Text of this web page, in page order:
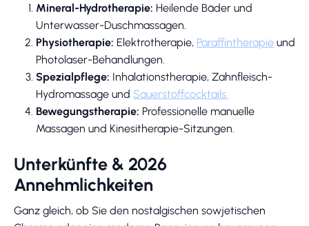
Mineral-Hydrotherapie: Heilende Bäder und
Unterwasser-Duschmassagen.
Physiotherapie: Elektrotherapie, Paraffintherapie und
Photolaser-Behandlungen.
Spezialpflege: Inhalationstherapie, Zahnfleisch-
Hydromassage und Sauerstoffcocktails.
Bewegungstherapie: Professionelle manuelle
Massagen und Kinesitherapie-Sitzungen.
Unterkünfte & 2026
Annehmlichkeiten
Ganz gleich, ob Sie den nostalgischen sowjetischen